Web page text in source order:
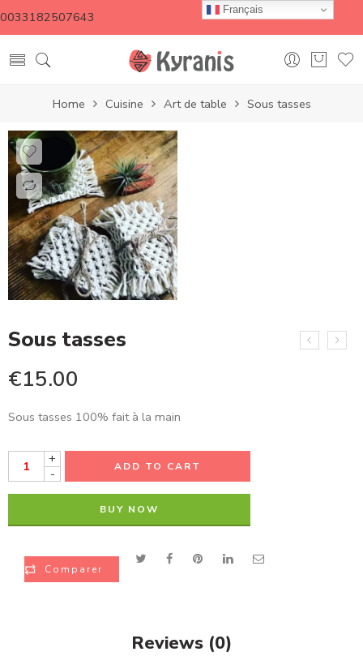
0033182507643
Home Cuisine Art de table Sous tasses
Sous tasses
€15.00
Sous tasses 100% fait à la main
+
-
ADD TO CART
BUY NOW
Comparer
Reviews (0)
Français